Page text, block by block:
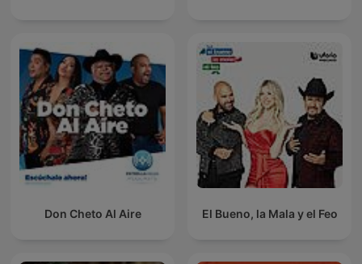
Don Cheto Al Aire El Bueno, la Mala y el Feo